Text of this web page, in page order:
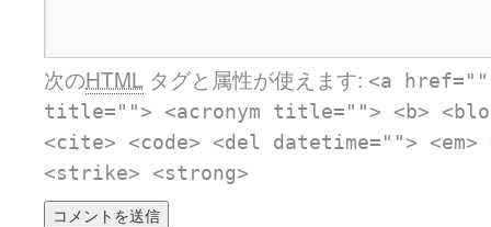
次のHTML タグと属性が使えます: <a
title=""> <acronym title=""> <b>
<cite> <code> <del datetime="">
<strike> <strong>